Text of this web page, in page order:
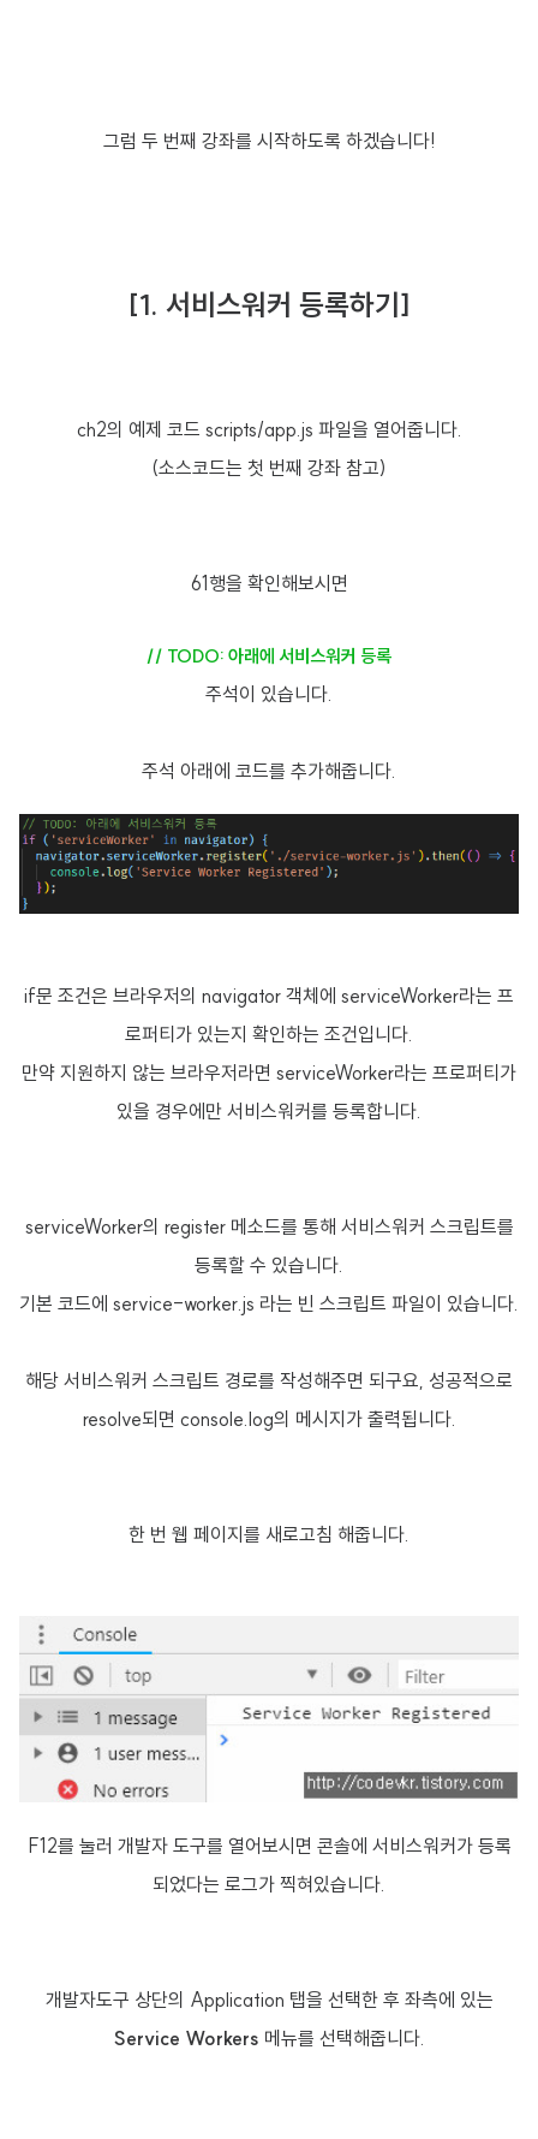
그럼 두 번째 강좌를 시작하도록 하겠습니다!
[1. 서비스워커 등록하기]
ch2의 예제 코드 scripts/app.js 파일을 열어줍니다.
(소스코드는 첫 번째 강좌 참고)
61행을 확인해보시면
// TODO: 아래에 서비스워커 등록
주석이 있습니다.
주석 아래에 코드를 추가해줍니다.
if문 조건은 브라우저의 navigator 객체에 serviceWorker라는 프
로퍼티가 있는지 확인하는 조건입니다.
만약 지원하지 않는 브라우저라면 serviceWorker라는 프로퍼티가
있을 경우에만 서비스워커를 등록합니다.
serviceWorker의 register 메소드를 통해 서비스워커 스크립트를
등록할 수 있습니다.
기본 코드에 service-worker.js 라는 빈 스크립트 파일이 있습니다.
해당 서비스워커 스크립트 경로를 작성해주면 되구요, 성공적으로
resolve되면 console.log의 메시지가 출력됩니다.
한 번 웹 페이지를 새로고침 해줍니다.
F12를 눌러 개발자 도구를 열어보시면 콘솔에 서비스워커가 등록
되었다는 로그가 찍혀있습니다.
개발자도구 상단의 Application 탭을 선택한 후 좌측에 있는
Service Workers 메뉴를 선택해줍니다.